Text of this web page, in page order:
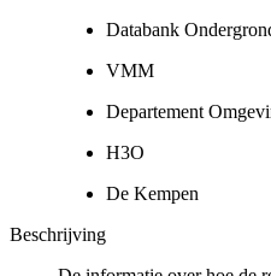
Databank
VMM
Departement
H3O
De Kempen
Beschrijving